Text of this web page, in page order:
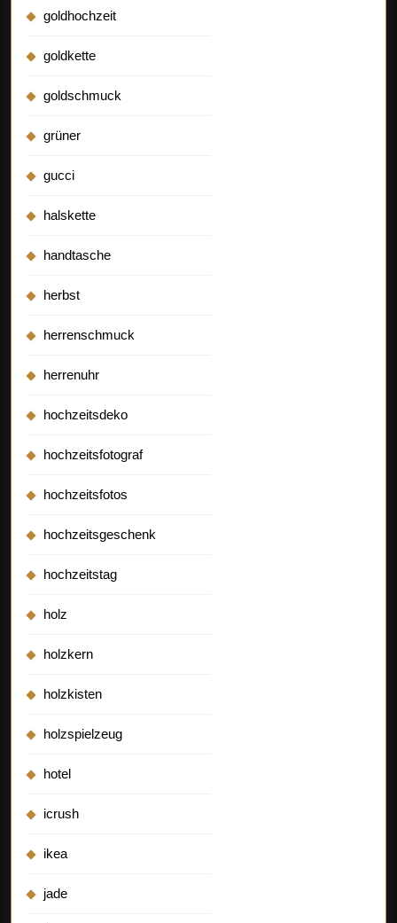
goldhochzeit
goldkette
goldschmuck
grüner
gucci
halskette
handtasche
herbst
herrenschmuck
herrenuhr
hochzeitsdeko
hochzeitsfotograf
hochzeitsfotos
hochzeitsgeschenk
hochzeitstag
holz
holzkern
holzkisten
holzspielzeug
hotel
icrush
ikea
jade